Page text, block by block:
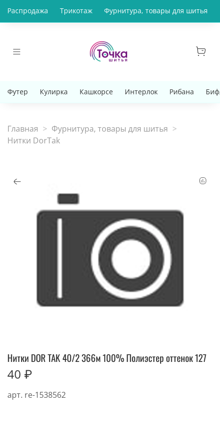
Распродажа Трикотаж Фурнитура, товары для шитья
Футер Кулирка Кашкорсе Интерлок Рибана
Главная
Фурнитура, товары для шитья
Нитки DorTak
арт. re-1538562
Нитки DOR TAK 40/2 366м 100% Полиэстер оттенок 127
40 ₽